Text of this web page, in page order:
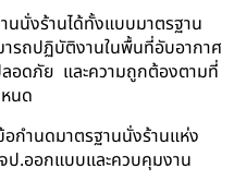
นนั่งร้านได้ทั้งแบบมาตรฐาน
รถปฏิบัติงานในพื้นที่อับอากาศ
อดภัย และความถูกต้องตามที่
นด
กำนดมาตรฐานนั่งร้านแห่ง
ป.ออกแบบและควบคุมงาน